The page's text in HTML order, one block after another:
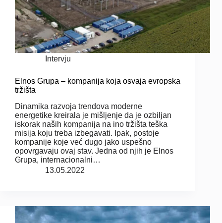
Intervju
Elnos Grupa – kompanija koja osvaja evropska
tržišta
Dinamika razvoja trendova moderne
energetike kreirala je mišljenje da je ozbiljan
iskorak naših kompanija na ino tržišta teška
misija koju treba izbegavati. Ipak, postoje
kompanije koje već dugo jako uspešno
opovrgavaju ovaj stav. Jedna od njih je Elnos
Grupa, internacionalni…
13.05.2022